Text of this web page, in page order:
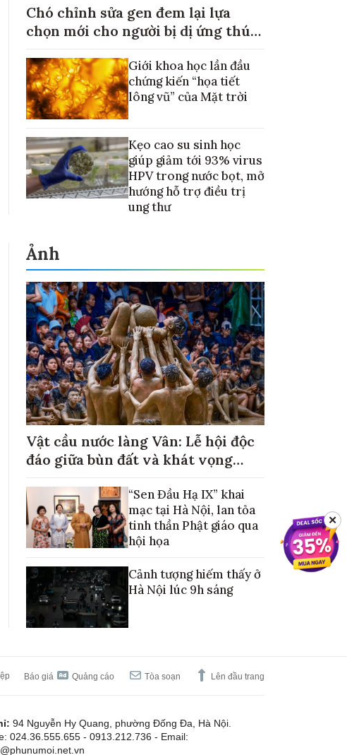
Chó chỉnh sửa gen đem lại lựa
chọn mới cho người bị dị ứng thú
Giới khoa học lần đầu
chứng kiến “họa tiết
lông vũ” của Mặt trời
Kẹo cao su sinh học
giúp giảm tới 93% virus
HPV trong nước bọt, mở
hướng hỗ trợ điều trị
ung thư
Ảnh
Vật cầu nước làng Vân: Lễ hội độc
đáo giữa bùn đất và khát vọng
“Sen Đầu Hạ IX” khai
mạc tại Hà Nội, lan tỏa
tinh thần Phật giáo qua
hội họa
Cảnh tượng hiếm thấy ở
Hà Nội lúc 9h sáng
Báo giá Quảng cáo Tòa soạn Lên đầu trang
94 Nguyễn Hy Quang, phường Đống Đa, Hà Nội.
024.36.555.655 - 0913.212.736 - Email:
✕